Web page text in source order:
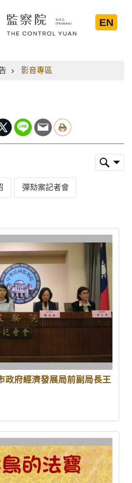
EN
影音專區
彈劾案記者會
政府經濟發展局前副局長王